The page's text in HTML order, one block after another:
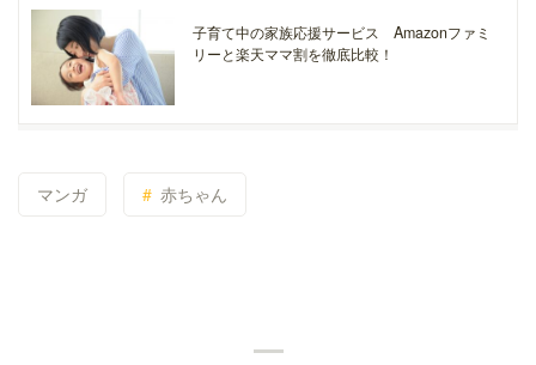
子育て中の家族応援サービス Amazonファミ
リーと楽天ママ割を徹底比較！
マンガ 赤ちゃん